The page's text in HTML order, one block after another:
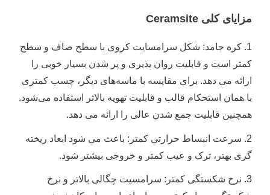
مزایای کلی Ceramsite
1. کره جامد: شکل سرامسایت کروی با سطح صاف و سطح
کمتر است و قابلیت روان پذیری و پر شدن بسیار خوبی را
ارائه می دهد.برای مقایسه با ماسه‌های دیگر، چسب کمتری
با همان استحکام قالب و قابلیت تهویه بالاتر استفاده می‌شود.
همچنین قابلیت جمع شدن عالی را ارائه می دهد.
2. سرعت انبساط حرارتی کمتر: باعث می شود ابعاد ریخته
گری بهتر، ترک و عیب کمتر و خروجی بیشتر شود.
3. نرخ شکستگی کمتر: سرامسیت چگالی بالاتر و نرخ